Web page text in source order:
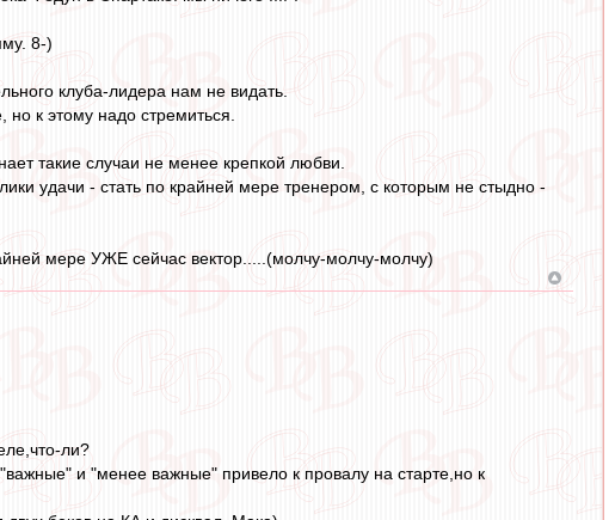
8-)
клуба-лидера нам не видать.
к этому надо стремиться.
такие случаи не менее крепкой любви.
удачи - стать по крайней мере тренером, с которым не стыдно -
мере УЖЕ сейчас вектор.....(молчу-молчу-молчу)
ли?
и "менее важные" привело к провалу на старте,но к